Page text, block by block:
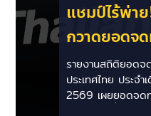
แชมป์ไร้พ่า
กวาดยอดจ
69 เฉียด 2
แชมป์อันดับ
รายงานสถิติยอดจ
ประเทศไทย ประจ
2569 เผยยอดจดทะเบียนรวมทุก